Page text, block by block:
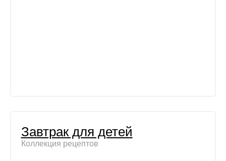
Завтрак для детей
Коллекция рецептов